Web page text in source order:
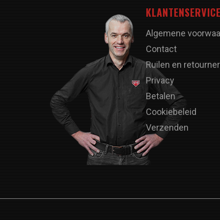
KLANTENSERVICE
Algemene
Contact
Ruilen en
Privacy
Betalen
Cookiebeleid
Verzenden